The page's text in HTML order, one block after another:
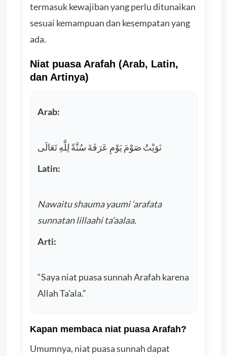
termasuk kewajiban yang perlu ditunaikan
sesuai kemampuan dan kesempatan yang
ada.
Niat puasa Arafah (Arab, Latin,
dan Artinya)
Arab:
نَوَيْتُ صَوْمَ يَوْمِ عَرَفَةَ سُنَّةً لِلَّهِ تَعَالَى
Latin:
Nawaitu shauma yaumi ‘arafata
sunnatan lillaahi ta‘aalaa.
Arti:
“Saya niat puasa sunnah Arafah karena
Allah Ta’ala.”
Kapan membaca niat puasa Arafah?
Umumnya, niat puasa sunnah dapat